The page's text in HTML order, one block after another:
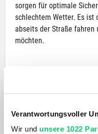
Verantwortungsvoller
Wir und unsere 1022
sorgen für optimale
schlechtem Wetter. Es ist
abseits der Straße fahren
möchten.